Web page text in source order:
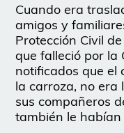
Cuando era
amigos y
Protección Civil
que falleció por la
notificados que el
la carroza, no era
sus compañeros
también le